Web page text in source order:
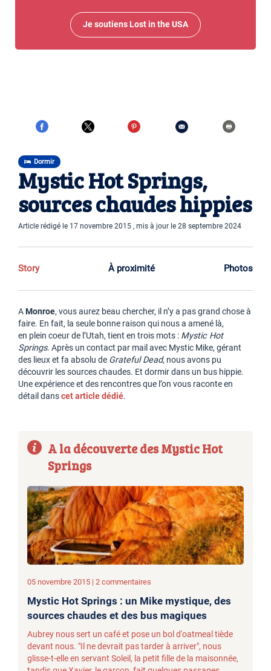
Dormir
Mystic Hot Springs,
sources chaudes hippies
Article rédigé le 17 novembre 2015 , mis à jour le 28 septembre 2024
Story À proximité Photos
AMonroe, vous aurez beau chercher, il n’y a pas grand chose à
faire. En fait, la seule bonne raison qui nous a amené là,
en plein coeur de l’Utah, tient en trois mots : Mystic Hot
Springs. Après un contact par mail avec Mystic Mike, gérant
des lieux et fa absolu de Grateful Dead, nous avons pu
découvrir les sources chaudes. Et dormir dans un bus hippie.
Une expérience et des rencontres que l’on vous raconte en
détail danscet article dédié.
A la découverte des Mystic Hot
Springs
05 novembre 2015 | 2 commentaires
Mystic Hot Springs : un Mike mystique, des
sources chaudes et des bus magiques
Aubrey nous sert un café et pose un bol d'oatmeal tiède
devant nous. "Il ne devrait pas tarder à arriver", nous
glisse-t-elle en servant Soleil, la petit fille de la maisonnée,
Je soutiens Lost in the USA